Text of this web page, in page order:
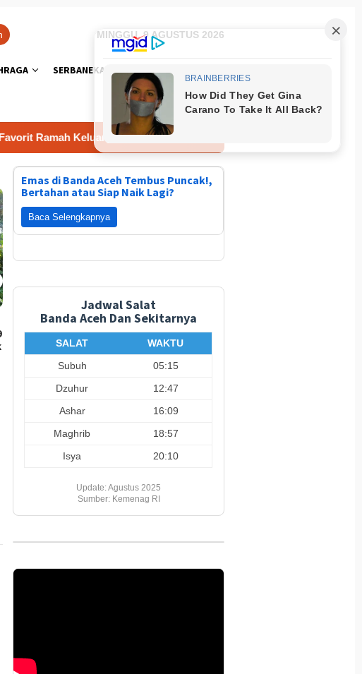
MINGGU, 9 AGUSTUS 2026
SERBANEKA FOTO
Keluarga dan Gratis Harga Emas di Banda Aceh Hari Ini
Tim Gabungan Operasi Damai
Cartenz Lakukan Penegakan
Hukum terhadap DPO GW di
Tembagapura
Hutan Taman Kota BNI Banda
Aceh Jadi Destinasi Favorit
Ramah Keluarga dan Gratis
Emas di Banda Aceh Tembus Puncak!,
Bertahan atau Siap Naik Lagi?
Baca Selengkapnya
Jadwal Salat
Banda Aceh Dan Sekitarnya
SALAT
WAKTU
Subuh
05:15
Dzuhur
12:47
Ashar
16:09
Maghrib
18:57
Isya
20:10
Update: Agustus 2025
Sumber: Kemenag RI